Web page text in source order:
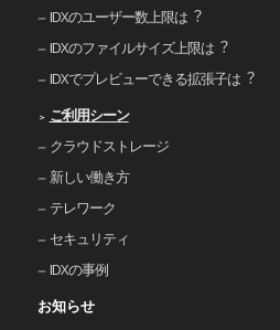
IDXのユーザー数上限は︖
IDXのファイルサイズ上限は︖
IDXでプレビューできる拡張⼦は︖
ご利⽤シーン
クラウドストレージ
新しい働き⽅
テレワーク
セキュリティ
IDXの事例
お知らせ